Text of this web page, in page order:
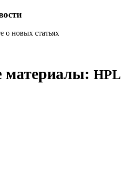
о новых статьях
материалы: HPL